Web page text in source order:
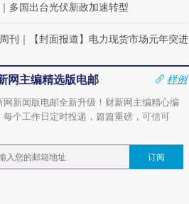
｜ 多国出台光伏新政加速转型
刊 ｜ 【封面报道】电力现货市场元年突进
网主编精选版电邮
样例
网新闻版电邮全新升级！财新网主编精心编
每个工作日定时投递，篇篇重磅，可信可
订阅